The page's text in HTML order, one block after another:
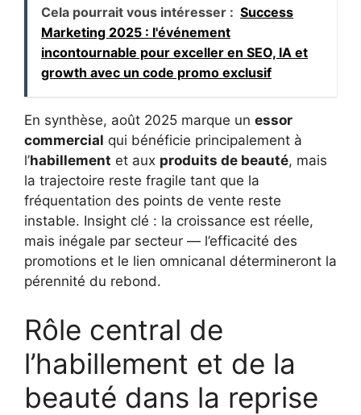
Cela pourrait vous intéresser : Success
Marketing 2025 : l'événement
incontournable pour exceller en SEO, IA et
growth avec un code promo exclusif
En synthèse, août 2025 marque un essor
commercial qui bénéficie principalement à
l’habillement et aux produits de beauté, mais
la trajectoire reste fragile tant que la
fréquentation des points de vente reste
instable. Insight clé : la croissance est réelle,
mais inégale par secteur — l’efficacité des
promotions et le lien omnicanal détermineront la
pérennité du rebond.
Rôle central de
l’habillement et de la
beauté dans la reprise